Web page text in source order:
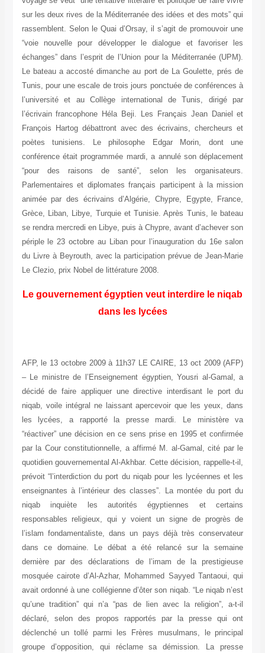
sur les deux rives de la Méditerranée des idées et des mots” qui
rassemblent. Selon le Quai d’Orsay, il s’agit de promouvoir une
“voie nouvelle pour développer le dialogue et favoriser les
échanges” dans l’esprit de l’Union pour la Méditerranée (UPM).
Le bateau a accosté dimanche au port de La Goulette, prés de
Tunis, pour une escale de trois jours ponctuée de conférences à
l’université et au Collège international de Tunis, dirigé par
l’écrivain francophone Héla Beji. Les Français Jean Daniel et
François Hartog débattront avec des écrivains, chercheurs et
poètes tunisiens. Le philosophe Edgar Morin, dont une
conférence était programmée mardi, a annulé son déplacement
“pour des raisons de santé”, selon les organisateurs.
Parlementaires et diplomates français participent à la mission
animée par des écrivains d’Algérie, Chypre, Egypte, France,
Grèce, Liban, Libye, Turquie et Tunisie. Après Tunis, le bateau
se rendra mercredi en Libye, puis à Chypre, avant d’achever son
périple le 23 octobre au Liban pour l’inauguration du 16e salon
du Livre à Beyrouth, avec la participation prévue de Jean-Marie
Le Clezio, prix Nobel de littérature 2008.
Le gouvernement égyptien veut interdire le niqab
dans les lycées
AFP, le 13 octobre 2009 à 11h37 LE CAIRE, 13 oct 2009 (AFP)
– Le ministre de l’Enseignement égyptien, Yousri al-Gamal, a
décidé de faire appliquer une directive interdisant le port du
niqab, voile intégral ne laissant apercevoir que les yeux, dans
les lycées, a rapporté la presse mardi. Le ministère va
“réactiver” une décision en ce sens prise en 1995 et confirmée
par la Cour constitutionnelle, a affirmé M. al-Gamal, cité par le
quotidien gouvernemental Al-Akhbar. Cette décision, rappelle-t-il,
prévoit “l’interdiction du port du niqab pour les lycéennes et les
enseignantes à l’intérieur des classes”. La montée du port du
niqab inquiète les autorités égyptiennes et certains
responsables religieux, qui y voient un signe de progrès de
l’islam fondamentaliste, dans un pays déjà très conservateur
dans ce domaine. Le débat a été relancé sur la semaine
dernière par des déclarations de l’imam de la prestigieuse
mosquée cairote d’Al-Azhar, Mohammed Sayyed Tantaoui, qui
avait ordonné à une collégienne d’ôter son niqab. “Le niqab n’est
qu’une tradition” qui n’a “pas de lien avec la religion”, a-t-il
déclaré, selon des propos rapportés par la presse qui ont
déclenché un tollé parmi les Frères musulmans, le principal
groupe d’opposition, qui réclame sa démission. La presse